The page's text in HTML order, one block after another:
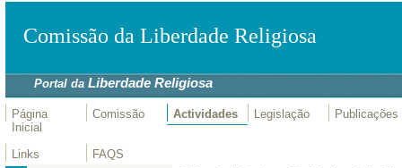
Comissão da Liberdade Religiosa
Portal daLiberdade Religiosa
Página
Inicial
Comissão Actividades Legislação Publicações
Links
FAQS